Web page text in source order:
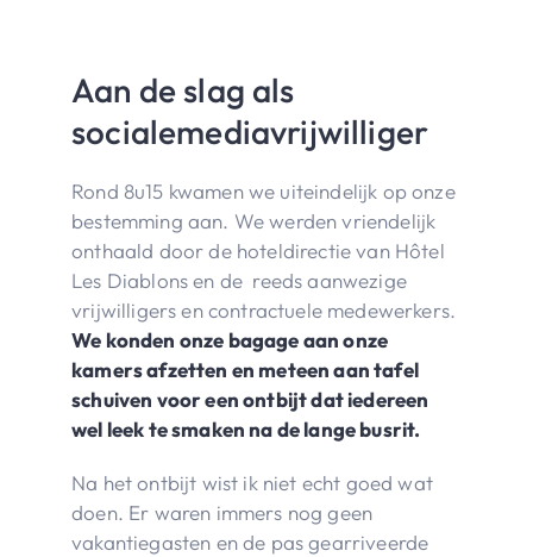
Aan de slag als
socialemediavrijwilliger
Rond 8u15 kwamen we uiteindelijk op onze
bestemming aan. We werden vriendelijk
onthaald door de hoteldirectie van Hôtel
Les Diablons en de reeds aanwezige
vrijwilligers en contractuele medewerkers.
We konden onze bagage aan onze
kamers afzetten en meteen aan tafel
schuiven voor een ontbijt dat iedereen
wel leek te smaken na de lange busrit.
Na het ontbijt wist ik niet echt goed wat
doen. Er waren immers nog geen
vakantiegasten en de pas gearriveerde